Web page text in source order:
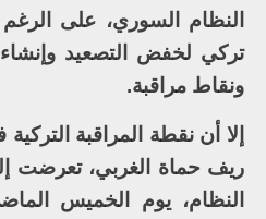
النظام السوري، على
تركي لخفض التصعيد
ونقاط مراقبة.
إلا أن نقطة المراقبة
ريف حماة الغربي،
النظام، يوم الخميس